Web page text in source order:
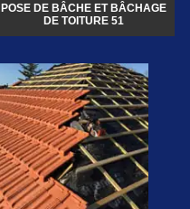
POSE DE BÂCHE ET BÂCHAGE
DE TOITURE 51